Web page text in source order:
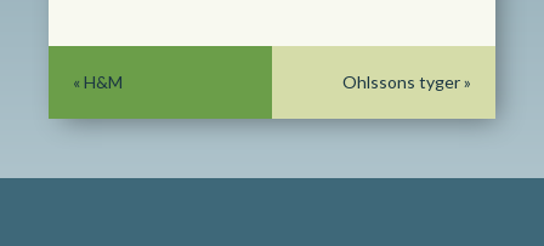
Ohlssons tyger»
« H&M